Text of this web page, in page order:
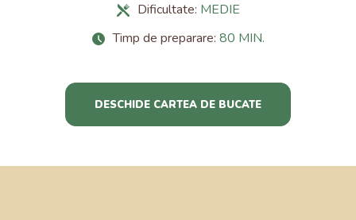
Dificultate: MEDIE
Timp de preparare: 80 MIN.
DESCHIDE CARTEA DE BUCATE